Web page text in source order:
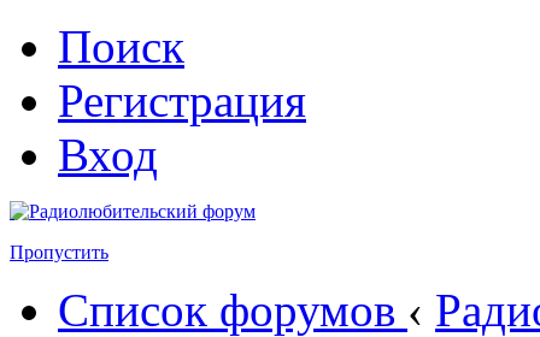
Поиск
Регистрация
Вход
Пропустить
Список форумов ‹